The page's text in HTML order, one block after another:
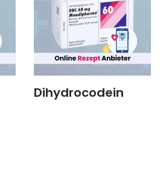
Dihydrocodein